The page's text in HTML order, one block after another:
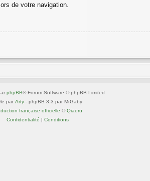
de votre navigation.
phpBB® Forum Software © phpBB Limited
par Arty - phpBB 3.3 par MrGaby
française officielle ©Qiaeru
Confidentialité | Conditions